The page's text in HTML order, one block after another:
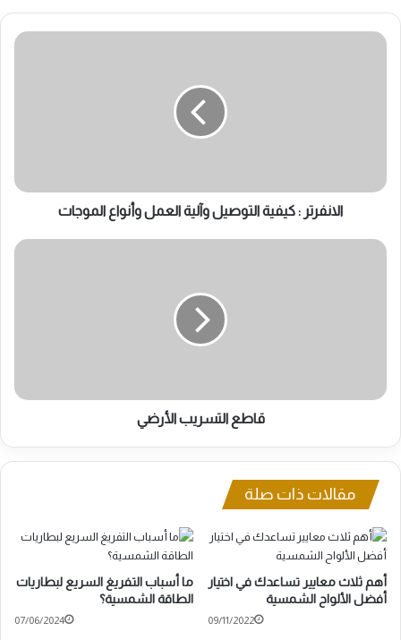
الانفرتر
الانفرتر : كيفية التوصيل وآلية العمل وأنواع الموجات
قاطع
قاطع التسريب الأرضي
مقالات ذات صلة
ما أسباب التفريغ السريع لبطاريات
الطاقة الشمسية؟
07/06/2024
أهم ثلاث معايير تساعدك في اختيار
أفضل الألواح الشمسية
09/11/2022